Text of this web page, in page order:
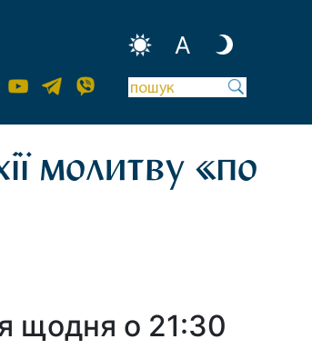
A
молитву «по
щодня о 21:30